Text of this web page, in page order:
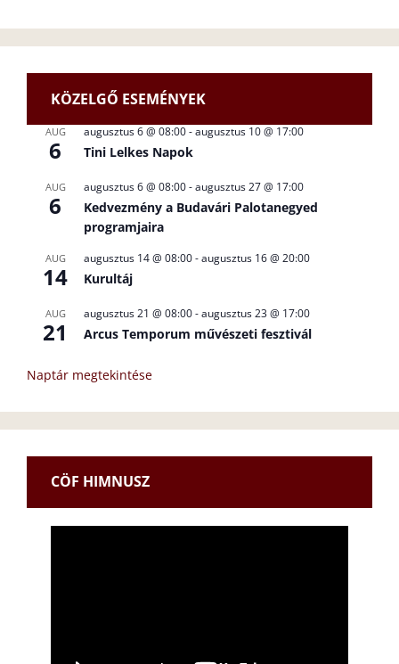
KÖZELGŐ ESEMÉNYEK
AUG
6
augusztus 6 @ 08:00-augusztus 10 @ 17:00
Tini Lelkes Napok
AUG
6
augusztus 6 @ 08:00-augusztus 27 @ 17:00
Kedvezmény a Budavári Palotanegyed
programjaira
AUG
14
augusztus 14 @ 08:00-augusztus 16 @ 20:00
Kurultáj
AUG
21
augusztus 21 @ 08:00-augusztus 23 @ 17:00
Arcus Temporum művészeti fesztivál
Naptár megtekintése
CÖF HIMNUSZ